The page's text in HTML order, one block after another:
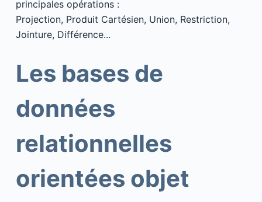
principales opérations :
Projection, Produit Cartésien, Union, Restriction,
Jointure, Différence...
Les bases de
données
relationnelles
orientées objet